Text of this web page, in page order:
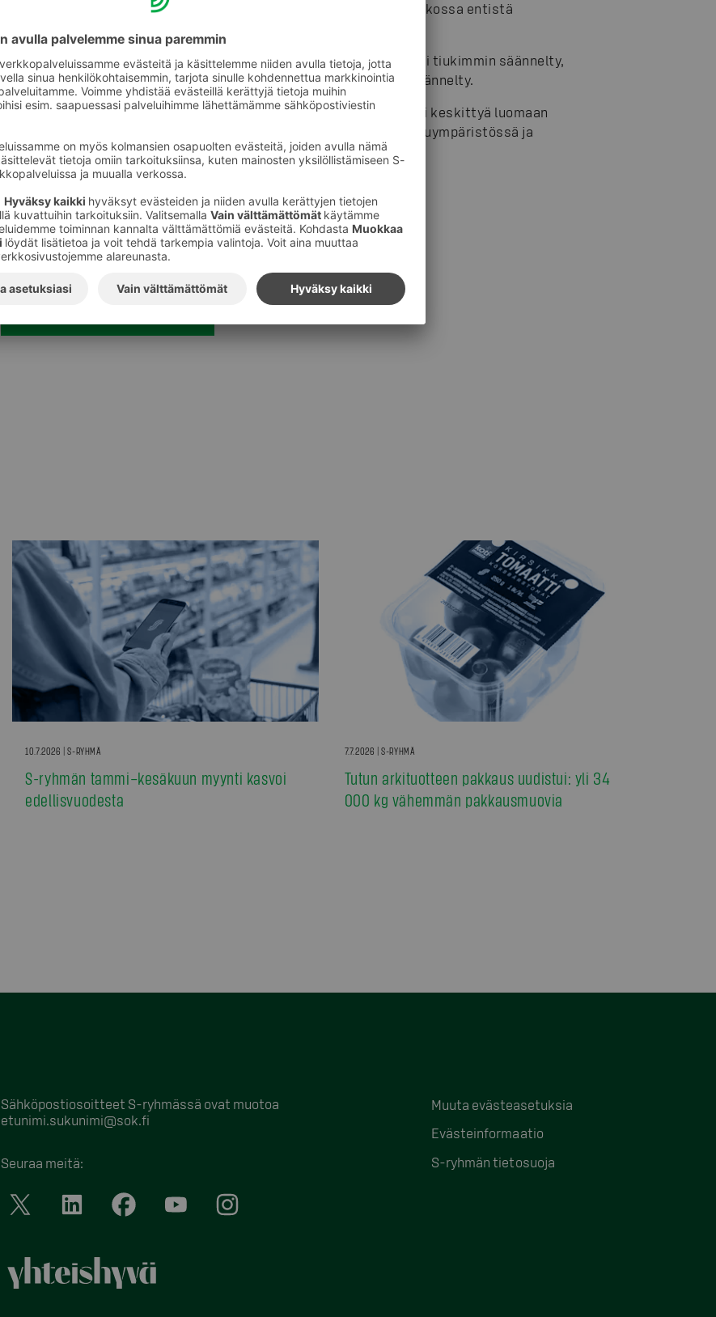
Työllisyysvaikutusten arvioinnin pitäisikin olla Heikkilän mukaan jatkossa entistä
Suomen vähittäiskauppa on tällä hetkellä OECD-maiden neljänneksi tiukimmin säännelty,
kun esimerkiksi Ruotsi on samassa vertailussa kaikkein vähiten säännelty.
Sääntelyn maailmanennätyksen tavoittelun asemasta meidän tulisi keskittyä luomaan
edellytyksiä sille, että yrityksemme voivat kasvaa terveessä kilpailuympäristössä ja
työllistää, Heikkilä sanoo.
10.7.2026 | S-RYHMÄ
S-ryhmän tammi–kesäkuun myynti kasvoi
edellisvuodesta
7.7.2026 | S-RYHMÄ
Tutun arkituotteen pakkaus uudistui: yli 34
000 kg vähemmän pakkausmuovia
Sähköpostiosoitteet S-ryhmässä ovat muotoa
etunimi.sukunimi@sok.fi
Seuraa meitä:
Muuta evästeasetuksia
Evästeinformaatio
S-ryhmän tietosuoja